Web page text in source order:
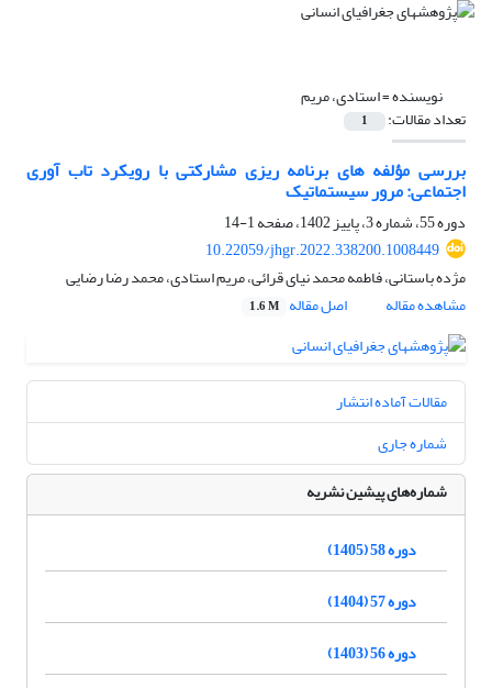
نویسنده =استادی، مریم
تعداد مقالات: 1
بررسی مؤلفه های برنامه ریزی مشارکتی با رویکرد تاب آوری
اجتماعی: مرور سیستماتیک
دوره 55، شماره 3، پاییز 1402، صفحه
1-14
10.22059/jhgr.2022.338200.1008449
مژده باستانی، فاطمه محمد نیای قرائی، مریم استادی، محمد رضا رضایی
مشاهده مقاله
اصل مقاله 1.6 M
مقالات آماده انتشار
شماره جاری
شماره‌های پیشین نشریه
دوره 58 (1405)
دوره 57 (1404)
دوره 56 (1403)